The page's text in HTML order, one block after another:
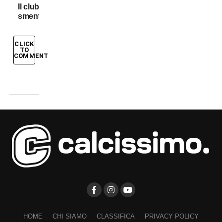
Il club
smentisce
CLICK
TO
COMMENT
HOME CHI SIAMO CLASSIFICA PRIVACY POLICY